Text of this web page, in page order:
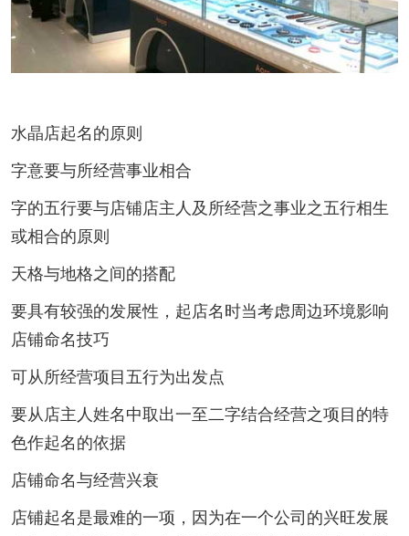
水晶店起名的原则
字意要与所经营事业相合
字的五行要与店铺店主人及所经营之事业之五行相生
或相合的原则
天格与地格之间的搭配
要具有较强的发展性，起店名时当考虑周边环境影响
店铺命名技巧
可从所经营项目五行为出发点
要从店主人姓名中取出一至二字结合经营之项目的特
色作起名的依据
店铺命名与经营兴衰
店铺起名是最难的一项，因为在一个公司的兴旺发展